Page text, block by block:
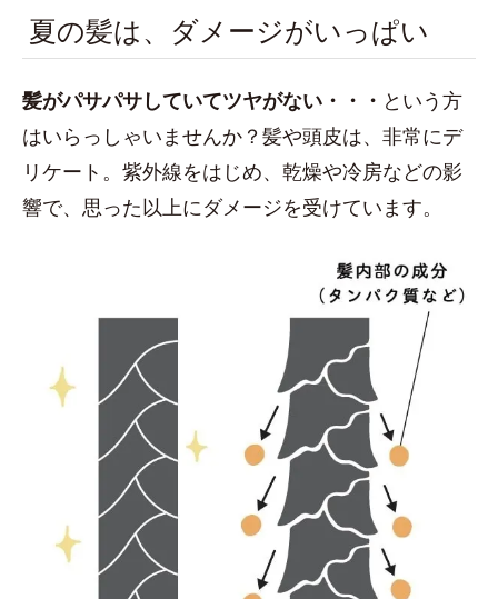
夏の髪は、ダメージがいっぱい
髪がパサパサしていてツヤがない・・ ・ という方
はいらっしゃいませんか？髪や頭皮は、非常にデ
リケート。紫外線をはじめ、乾燥や冷房などの影
響で、思った以上にダメージを受けています。